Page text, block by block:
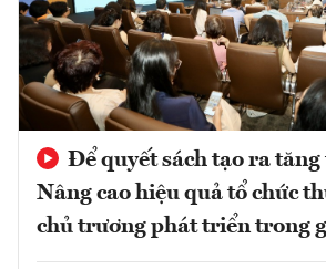
Để quyết sách tạo ra
Nâng cao hiệu quả tổ chức
chủ trương phát triển trong